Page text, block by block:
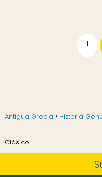
1
Antigua Grecia Historia
Clásico